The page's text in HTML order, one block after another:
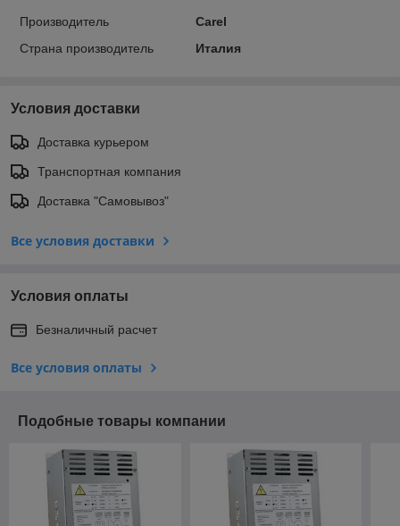
Производитель
Carel
Страна производитель
Италия
Условия доставки
Доставка курьером
Транспортная компания
Доставка "Самовывоз"
Все условия доставки
Условия оплаты
Безналичный расчет
Все условия оплаты
Подобные товары компании